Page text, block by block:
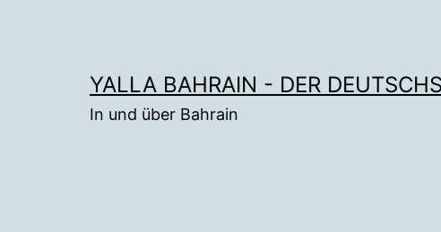
YALLA BAHRAIN - DER
In und über Bahrain